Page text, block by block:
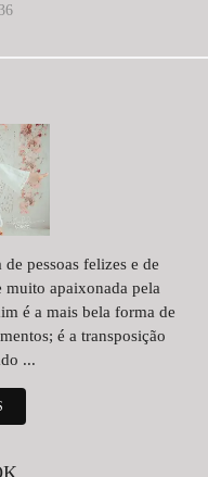
pessoas felizes e de
muito apaixonada pela
é a mais bela forma de
é a transposição
...